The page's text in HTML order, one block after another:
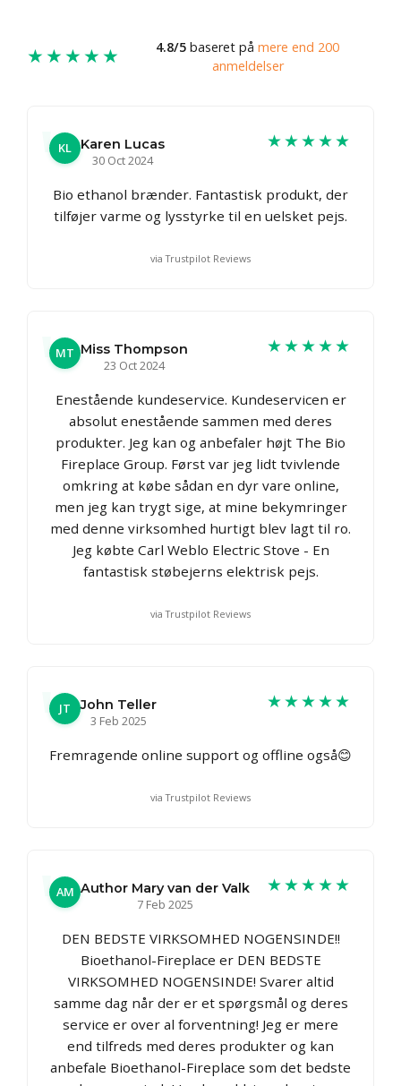
★★★★★ 4.8/5 baseret på mere end 200
anmeldelser
KL
Karen Lucas
30 Oct 2024
★★★★★
Bio ethanol brænder. Fantastisk produkt, der
tilføjer varme og lysstyrke til en uelsket pejs.
via Trustpilot Reviews
MT Miss Thompson
23 Oct 2024
★★★★★
Enestående kundeservice. Kundeservicen er
absolut enestående sammen med deres
produkter. Jeg kan og anbefaler højt The Bio
Fireplace Group. Først var jeg lidt tvivlende
omkring at købe sådan en dyr vare online,
men jeg kan trygt sige, at mine bekymringer
med denne virksomhed hurtigt blev lagt til ro.
Jeg købte Carl Weblo Electric Stove - En
fantastisk støbejerns elektrisk pejs.
via Trustpilot Reviews
JT
John Teller
3 Feb 2025
★★★★★
Fremragende online support og offline også😊
via Trustpilot Reviews
AM Author Mary van der Valk
7 Feb 2025
★★★★★
DEN BEDSTE VIRKSOMHED NOGENSINDE!!
Bioethanol-Fireplace er DEN BEDSTE
VIRKSOMHED NOGENSINDE! Svarer altid
samme dag når der er et spørgsmål og deres
service er over al forventning! Jeg er mere
end tilfreds med deres produkter og kan
anbefale Bioethanol-Fireplace som det bedste